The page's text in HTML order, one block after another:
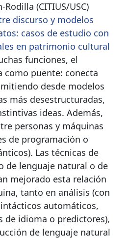
(CITIUS/USC)
discurso y modelos
casos de estudio con
en patrimonio cultural
funciones, el
como puente: conecta
desde modelos
más desestructuradas,
ideas. Además,
personas y máquinas
de programación o
Las técnicas de
de lenguaje natural o de
mejorado esta relación
tanto en análisis (con
automáticos,
de idioma o predictores),
de lenguaje natural